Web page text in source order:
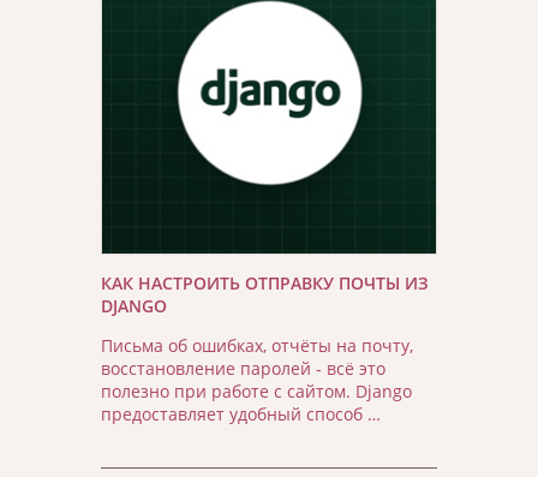
КАК НАСТРОИТЬ ОТПРАВКУ ПОЧТЫ ИЗ
DJANGO
Письма об ошибках, отчёты на почту,
восстановление паролей - всё это
полезно при работе с сайтом. Django
предоставляет удобный способ …